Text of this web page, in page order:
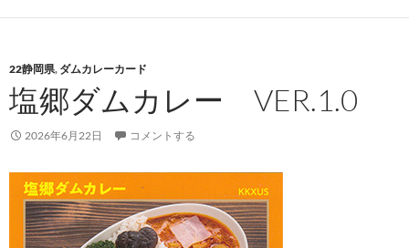
22静岡県, ダムカレーカード
塩郷ダムカレー VER.1.0
2026年6月22日 コメントする